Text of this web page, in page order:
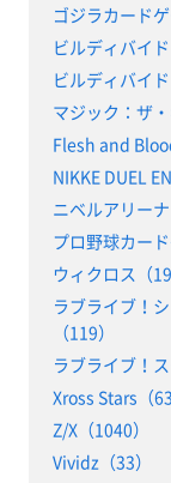
ゴジラカードゲ
ビルディバイド
ビルディバイ
マジック：ザ
Flesh and
NIKKE DUEL
ニベルアリーナ
プロ野球カード
ウィクロス（
ラブライブ！
（119）
ラブライブ！
Xross Stars（63
Z/X（1040）
Vividz（33）